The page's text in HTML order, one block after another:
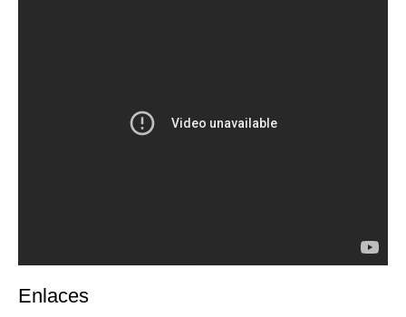
Enlaces